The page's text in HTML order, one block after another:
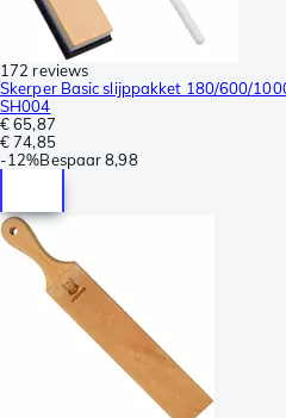
172 reviews
Skerper Basic slijppakket 180/600/
SH004
€ 65,87
€ 74,85
-12%Bespaar 8,98